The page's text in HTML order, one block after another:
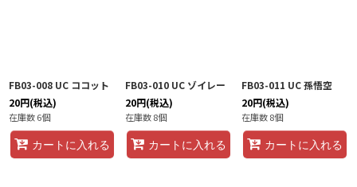
FB03-008 UC ココット
20円(税込)
在庫数 6個
カートに入れる
FB03-010 UC ゾイレー
20円(税込)
在庫数 8個
カートに入れる
FB03-011 UC 孫悟空
20円(税込)
在庫数 8個
カートに入れる